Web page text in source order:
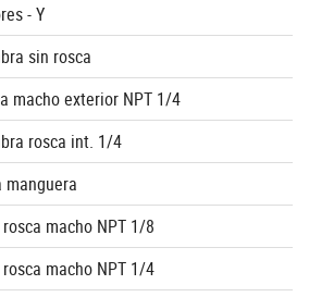
- Y
sin rosca
macho exterior NPT 1/4
rosca int. 1/4
macho NPT 1/8
macho NPT 1/4